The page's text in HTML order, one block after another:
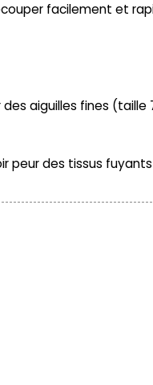
facilement et
des aiguilles fines (taille
peur des tissus